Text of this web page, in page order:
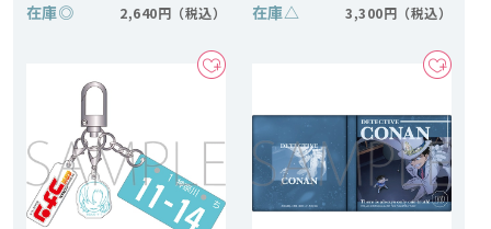
在庫◎ 2,640円 在庫△ 3,300円